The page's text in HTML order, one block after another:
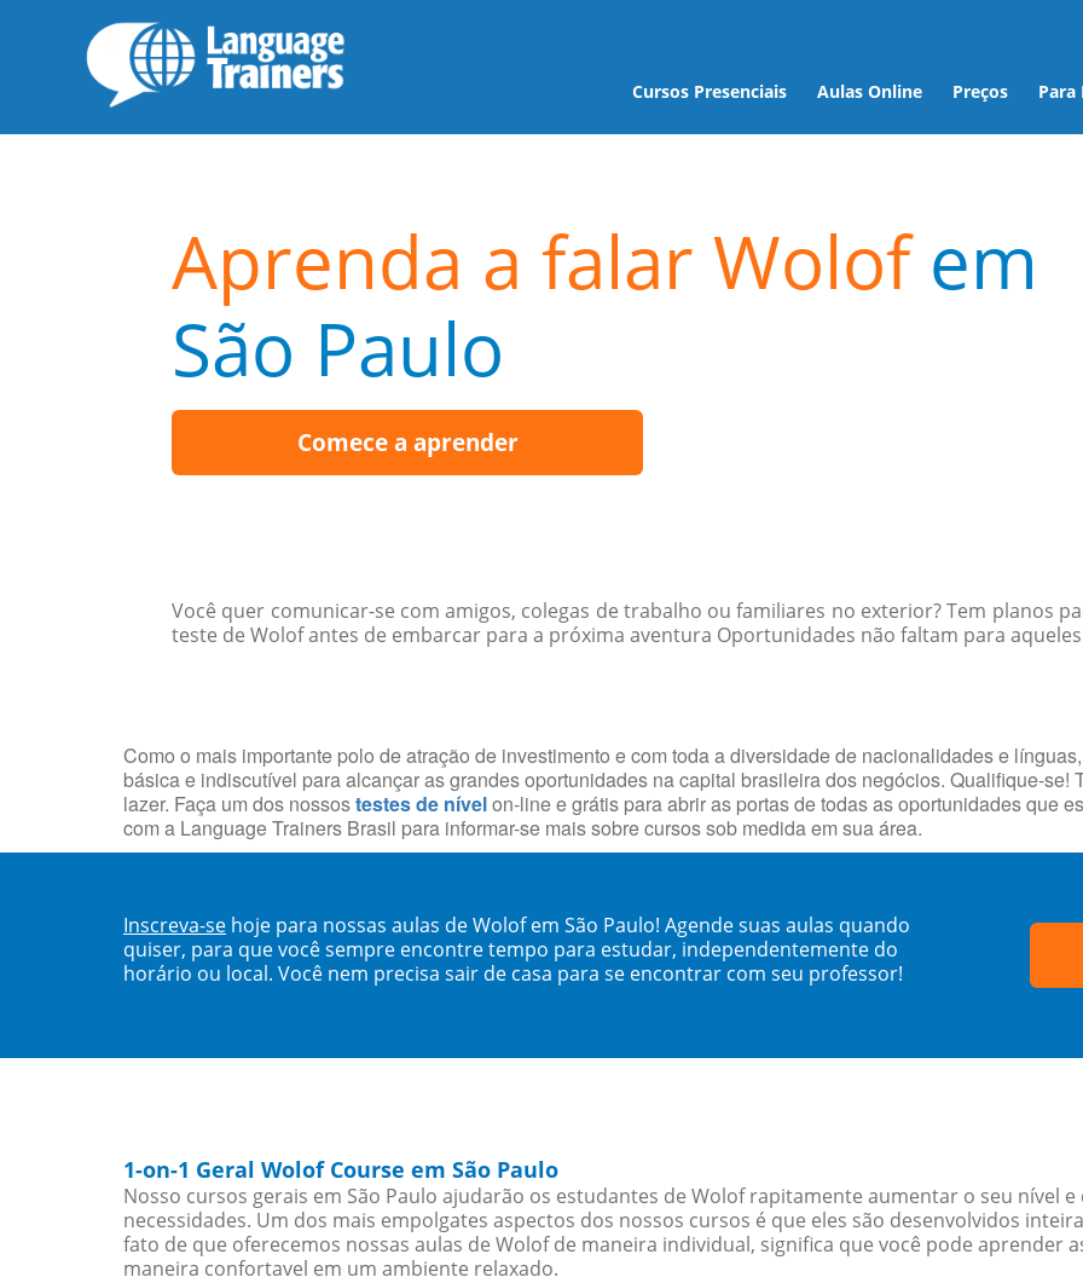
Cursos Presenciais Aulas Online Preços Para
Aprenda a falar Wolofem
São Paulo
Comece a aprender
Você quer comunicar-se com amigos, colegas de trabalho ou familiares no exterior? Tem planos
teste de Wolof antes de embarcar para a próxima aventura Oportunidades não faltam para
Como o mais importante polo de atração de investimento e com toda a diversidade de nacionalidades e
básica e indiscutível para alcançar as grandes oportunidades na capital brasileira dos negócios. Qualifique-se!
lazer. Faça um dos nossostestes de nívelon-line e grátis para abrir as portas de todas as oportunidades que
com a Language Trainers Brasil para informar-se mais sobre cursos sob medida em sua área.
Inscreva-se hoje para nossas aulas de Wolof em São Paulo! Agende suas aulas quando
quiser, para que você sempre encontre tempo para estudar, independentemente do
horário ou local. Você nem precisa sair de casa para se encontrar com seu professor!
1-on-1 Geral Wolof Course em São Paulo
Nosso cursos gerais em São Paulo ajudarão os estudantes de Wolof rapitamente aumentar o seu nível
necessidades. Um dos mais empolgates aspectos dos nossos cursos é que eles são desenvolvidos
fato de que oferecemos nossas aulas de Wolof de maneira individual, significa que você pode aprender
maneira confortavel em um ambiente relaxado.